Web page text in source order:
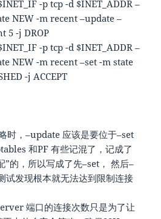
-p tcp -d $INET_ADDR –
NEW -m recent –update –
5 -j DROP
-p tcp -d $INET_ADDR –
NEW -m recent –set -m state
-j ACCEPT
时，–update 应该是要位于–set
和PF 有些记混了，记成了
的，所以写成了先–set， 然后–
试发现根本就无法达到限制连接
端口的连接次数只是为了让